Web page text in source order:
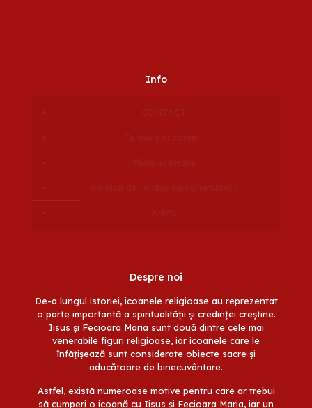
Info
Despre noi
De-a lungul istoriei, icoanele religioase au reprezentat
o parte importantă a spiritualității și credinței creștine.
Iisus și Fecioara Maria sunt două dintre cele mai
venerabile figuri religioase, iar icoanele care le
înfățișează sunt considerate obiecte sacre și
aducătoare de binecuvântare.
Astfel, există numeroase motive pentru care ar trebui
să cumperi o icoană cu Iisus și Fecioara Maria, iar un